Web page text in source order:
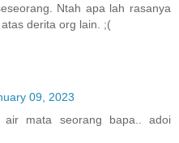
Ntah apa lah rasanya
derita org lain. ;(
09, 2023
mata seorang bapa.. adoi